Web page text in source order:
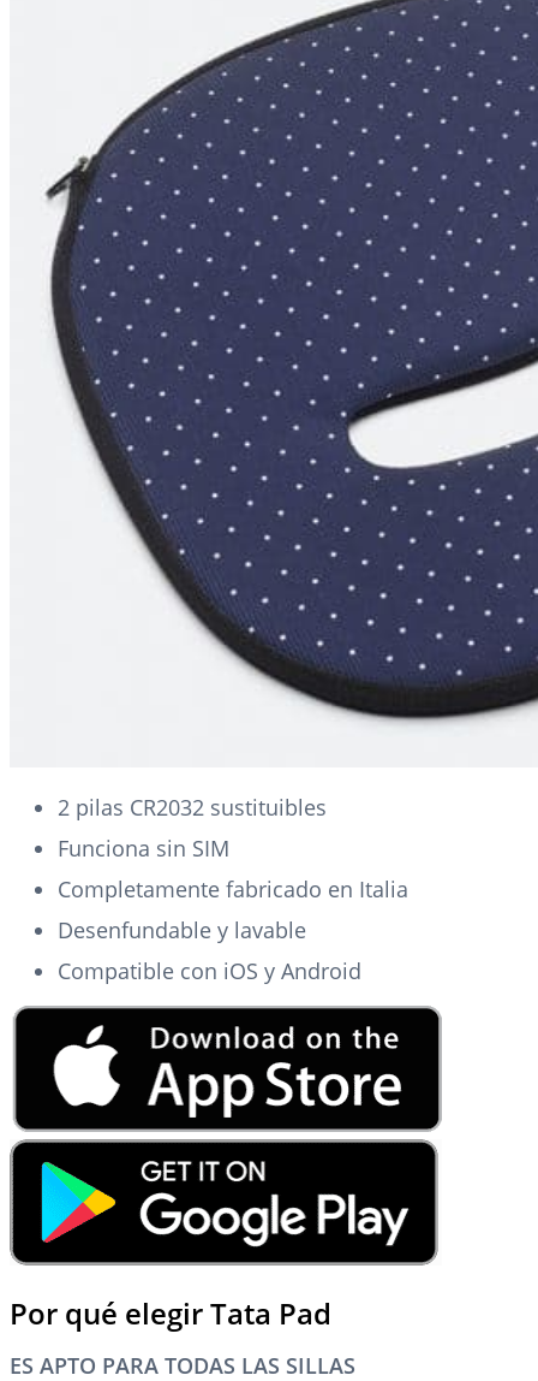
2 pilas CR2032 sustituibles
Funciona sin SIM
Completamente fabricado en Italia
Desenfundable y lavable
Compatible con iOS y Android
Por qué elegir Tata Pad
ES APTO PARA TODAS LAS SILLAS